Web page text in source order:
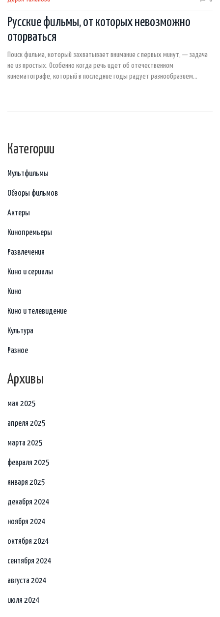
Русские фильмы, от которых невозможно
оторваться
Поиск фильма, который захватывает внимание с первых минут, — задача
не из простых. Особенно когда речь идет об отечественном
кинематографе, который в последние годы радует разнообразием
Категории
Мультфильмы
Обзоры фильмов
Актеры
Кинопремьеры
Развлечения
Кино и сериалы
Кино
Кино и телевидение
Культура
Разное
Архивы
мая 2025
апреля 2025
марта 2025
февраля 2025
января 2025
декабря 2024
ноября 2024
октября 2024
сентября 2024
августа 2024
июля 2024